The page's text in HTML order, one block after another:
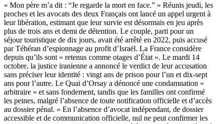
« Mon père m’a dit : “Je regarde la mort en face.” » Réunis jeudi, les
proches et les avocats des deux Français ont lancé un appel urgent à
leur libération, estimant que leur survie est désormais en jeu après
plus de trois ans et demi de détention. Le couple, parti pour un
séjour touristique de dix jours, avait été arrêté en 2022, puis accusé
par Téhéran d’espionnage au profit d’Israël. La France considère
depuis qu’ils sont « retenus comme otages d’État ». Le mardi 14
octobre, la justice iranienne a annoncé le verdict de leur accusation
sans préciser leur identité : vingt ans de prison pour l’un et dix-sept
ans pour l’autre. Le Quai d’Orsay a dénoncé une condamnation «
arbitraire » et sans fondement, tandis que les familles ont confirmé
les peines, malgré l’absence de toute notification officielle et d’accès
au dossier pénal. « En l’absence d’avocat indépendant, de dossier
accessible et de communication officielle, nul ne peut confirmer les